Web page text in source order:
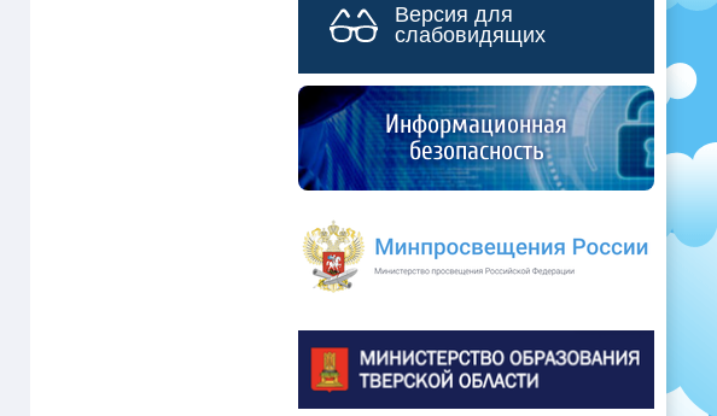
Версия для
слабовидящих
Информационная
безопасность